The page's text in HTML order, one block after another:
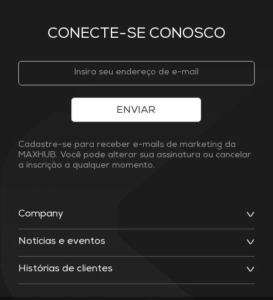
CONECTE-SE CONOSCO
Company
Notícias e eventos
Histórias de clientes
ENVIAR
Cadastre-se para receber e-mails de marketing da
MAXHUB. Você pode alterar sua assinatura ou cancelar
a inscrição a qualquer momento.